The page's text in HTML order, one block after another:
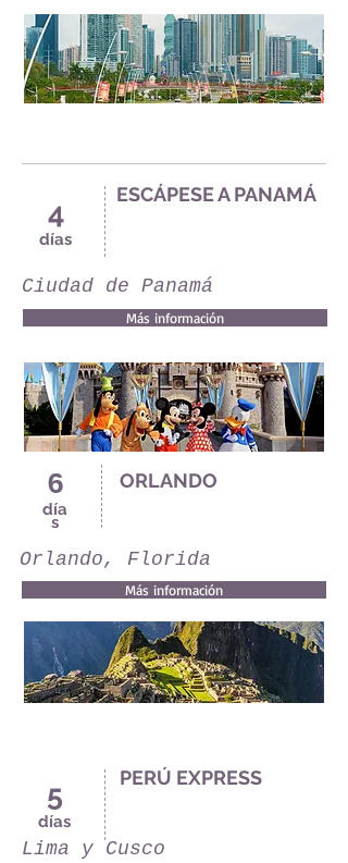
4
días
ESCÁPESE A PANAMÁ
Ciudad de Panamá
Más información
6
día
s
ORLANDO
Orlando, Florida
Más información
5
días
PERÚ EXPRESS
Lima y Cusco